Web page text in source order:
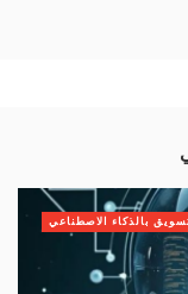
بالذكاء الاصطناعي